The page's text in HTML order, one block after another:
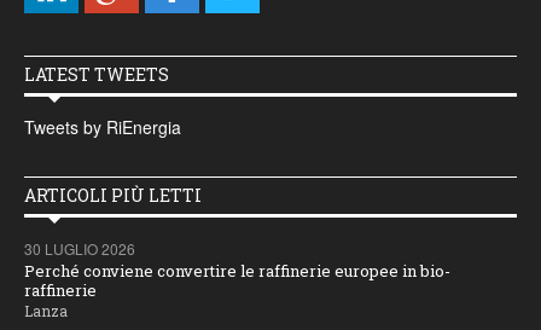
LATEST TWEETS
Tweets by RiEnergia
ARTICOLI PIÙ LETTI
30 LUGLIO 2026
Perché conviene convertire le raffinerie europee in bio-
raffinerie
Lanza